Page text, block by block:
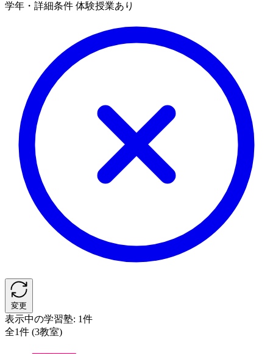
学年・詳細条件 体験授業あり
変更
表示中の学習塾: 1件
全1件 (3教室)